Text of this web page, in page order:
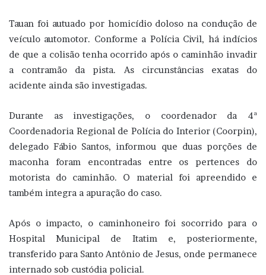
Tauan foi autuado por homicídio doloso na condução de
veículo automotor. Conforme a Polícia Civil, há indícios
de que a colisão tenha ocorrido após o caminhão invadir
a contramão da pista. As circunstâncias exatas do
acidente ainda são investigadas.
Durante as investigações, o coordenador da 4ª
Coordenadoria Regional de Polícia do Interior (Coorpin),
delegado Fábio Santos, informou que duas porções de
maconha foram encontradas entre os pertences do
motorista do caminhão. O material foi apreendido e
também integra a apuração do caso.
Após o impacto, o caminhoneiro foi socorrido para o
Hospital Municipal de Itatim e, posteriormente,
transferido para Santo Antônio de Jesus, onde permanece
internado sob custódia policial.